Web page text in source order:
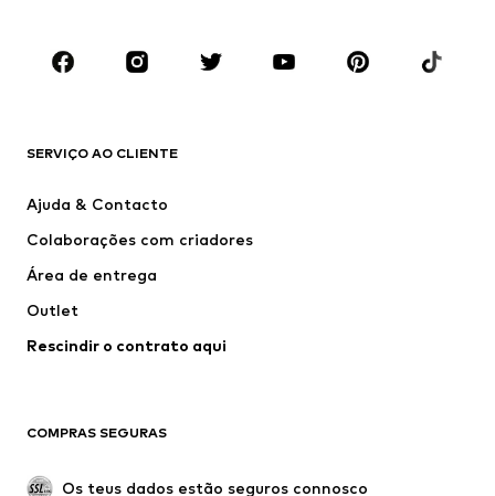
MARCAS
new balance
CONVERSE
SERVIÇO AO CLIENTE
Ajuda & Contacto
Colaborações com criadores
Área de entrega
Outlet
Rescindir o contrato aqui
COMPRAS SEGURAS
Os teus dados estão seguros connosco